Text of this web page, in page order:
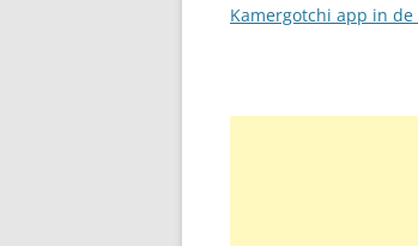
Kamergotchi app in de